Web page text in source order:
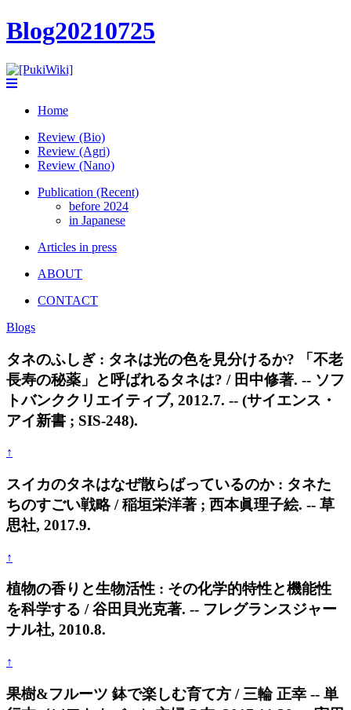
Blog20210725
Home
Review (Bio)
Review (Agri)
Review (Nano)
Publication (Recent)
before 2024
in Japanese
Articles in press
ABOUT
CONTACT
Blogs
タネのふしぎ : タネは光の色を見分けるか? 「不老
長寿の秘薬」と呼ばれるタネは? / 田中修著. -- ソフ
トバンククリエイティブ, 2012.7. -- (サイエンス・
アイ新書 ; SIS-248).
↑
スイカのタネはなぜ散らばっているのか : タネた
ちのすごい戦略 / 稲垣栄洋著 ; 西本眞理子絵. -- 草
思社, 2017.9.
↑
植物の香りと生物活性 : その化学的特性と機能性
を科学する / 谷田貝光克著. -- フレグランスジャー
ナル社, 2010.8.
↑
果樹&フルーツ 鉢で楽しむ育て方 / 三輪 正幸 -- 単